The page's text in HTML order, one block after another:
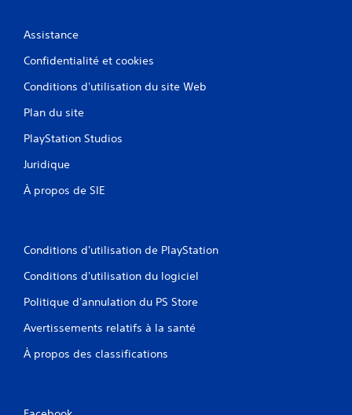
Assistance
Confidentialité et cookies
Conditions d'utilisation du site Web
Plan du site
PlayStation Studios
Juridique
À propos de SIE
Conditions d'utilisation de PlayStation
Conditions d'utilisation du logiciel
Politique d'annulation du PS Store
Avertissements relatifs à la santé
À propos des classifications